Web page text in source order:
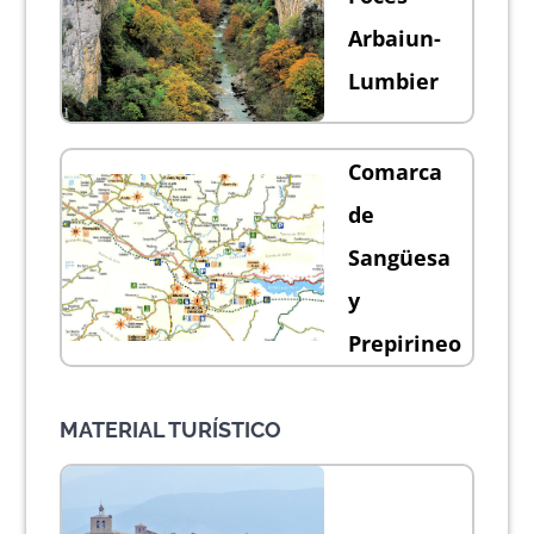
Actividad económica
Actualidad
Manc. Servicios Sociales
Contacto
Arbaiun-
Lumbier
Comarca
de
Sangüesa
y
Prepirineo
MATERIAL TURÍSTICO